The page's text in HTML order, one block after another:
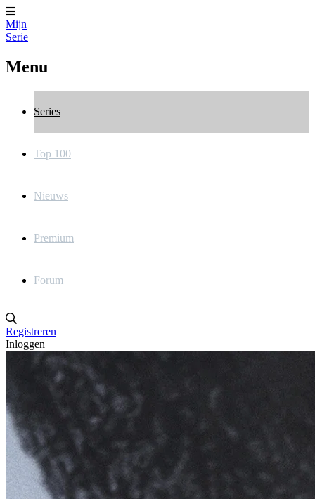
Mijn
Serie
Menu
Series
Top 100
Nieuws
Premium
Forum
Registreren
Inloggen